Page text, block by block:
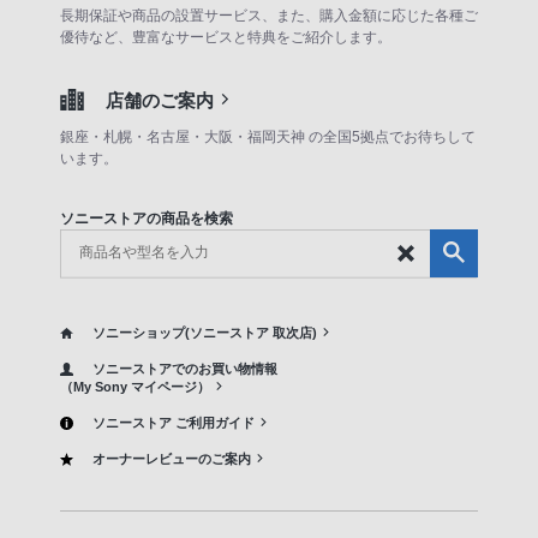
長期保証や商品の設置サービス、また、購入金額に応じた各種ご
優待など、豊富なサービスと特典をご紹介します。
店舗のご案内
銀座・札幌・名古屋・大阪・福岡天神 の全国5拠点でお待ちして
います。
ソニーストアの商品を検索
ソニーショップ(ソニーストア 取次店)
ソニーストアでのお買い物情報
（My Sony マイページ）
ソニーストア ご利用ガイド
オーナーレビューのご案内